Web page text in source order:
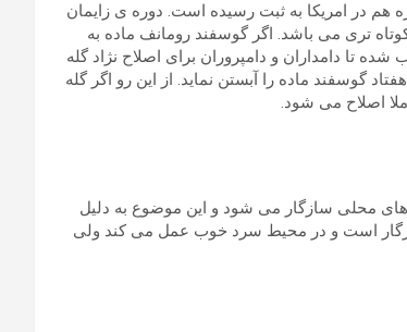
هم در امریکا به ثبت رسیده است. دوره ی زایمان
ی کوتاه تری می باشد. اگر گوسفند رومانف ماده به
تا دامداران و دامپروران برای اصلاح نژاد گله
گوسفند ماده را آبستن نماید. از این رو اگر گله
اصلاح می شود.
محلی سازگار می شود و این موضوع به دلیل
است و در محیط سرد خوب عمل می کند ولی